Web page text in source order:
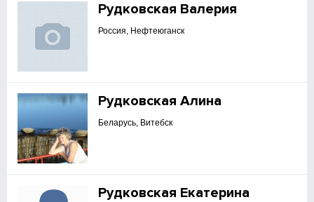
Рудковская Валерия
Россия, Нефтеюганск
Рудковская Алина
Беларусь, Витебск
Рудковская Екатерина